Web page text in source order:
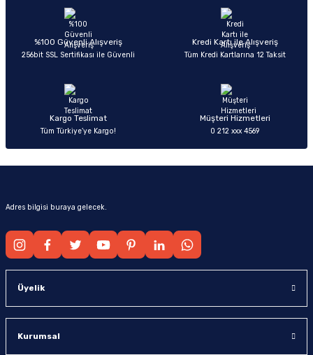
Ürün açıklamasında eksik bilgiler bulunuyor.
Ürün bilgilerinde hatalar bulunuyor.
Ürün fiyatı diğer sitelerden daha pahalı.
%100 Güvenli Alışveriş
256bit SSL Sertifikası ile Güvenli
Kredi Kartı ile Alışveriş
Tüm Kredi Kartlarına 12 Taksit
Kargo Teslimat
Tüm Türkiye’ye Kargo!
Müşteri Hizmetleri
0 212 xxx 4569
Adres bilgisi buraya gelecek.
Üyelik
Kurumsal